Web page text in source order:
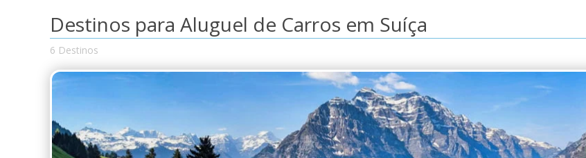
Destinos para Aluguel de Carros em Suíça
6 Destinos